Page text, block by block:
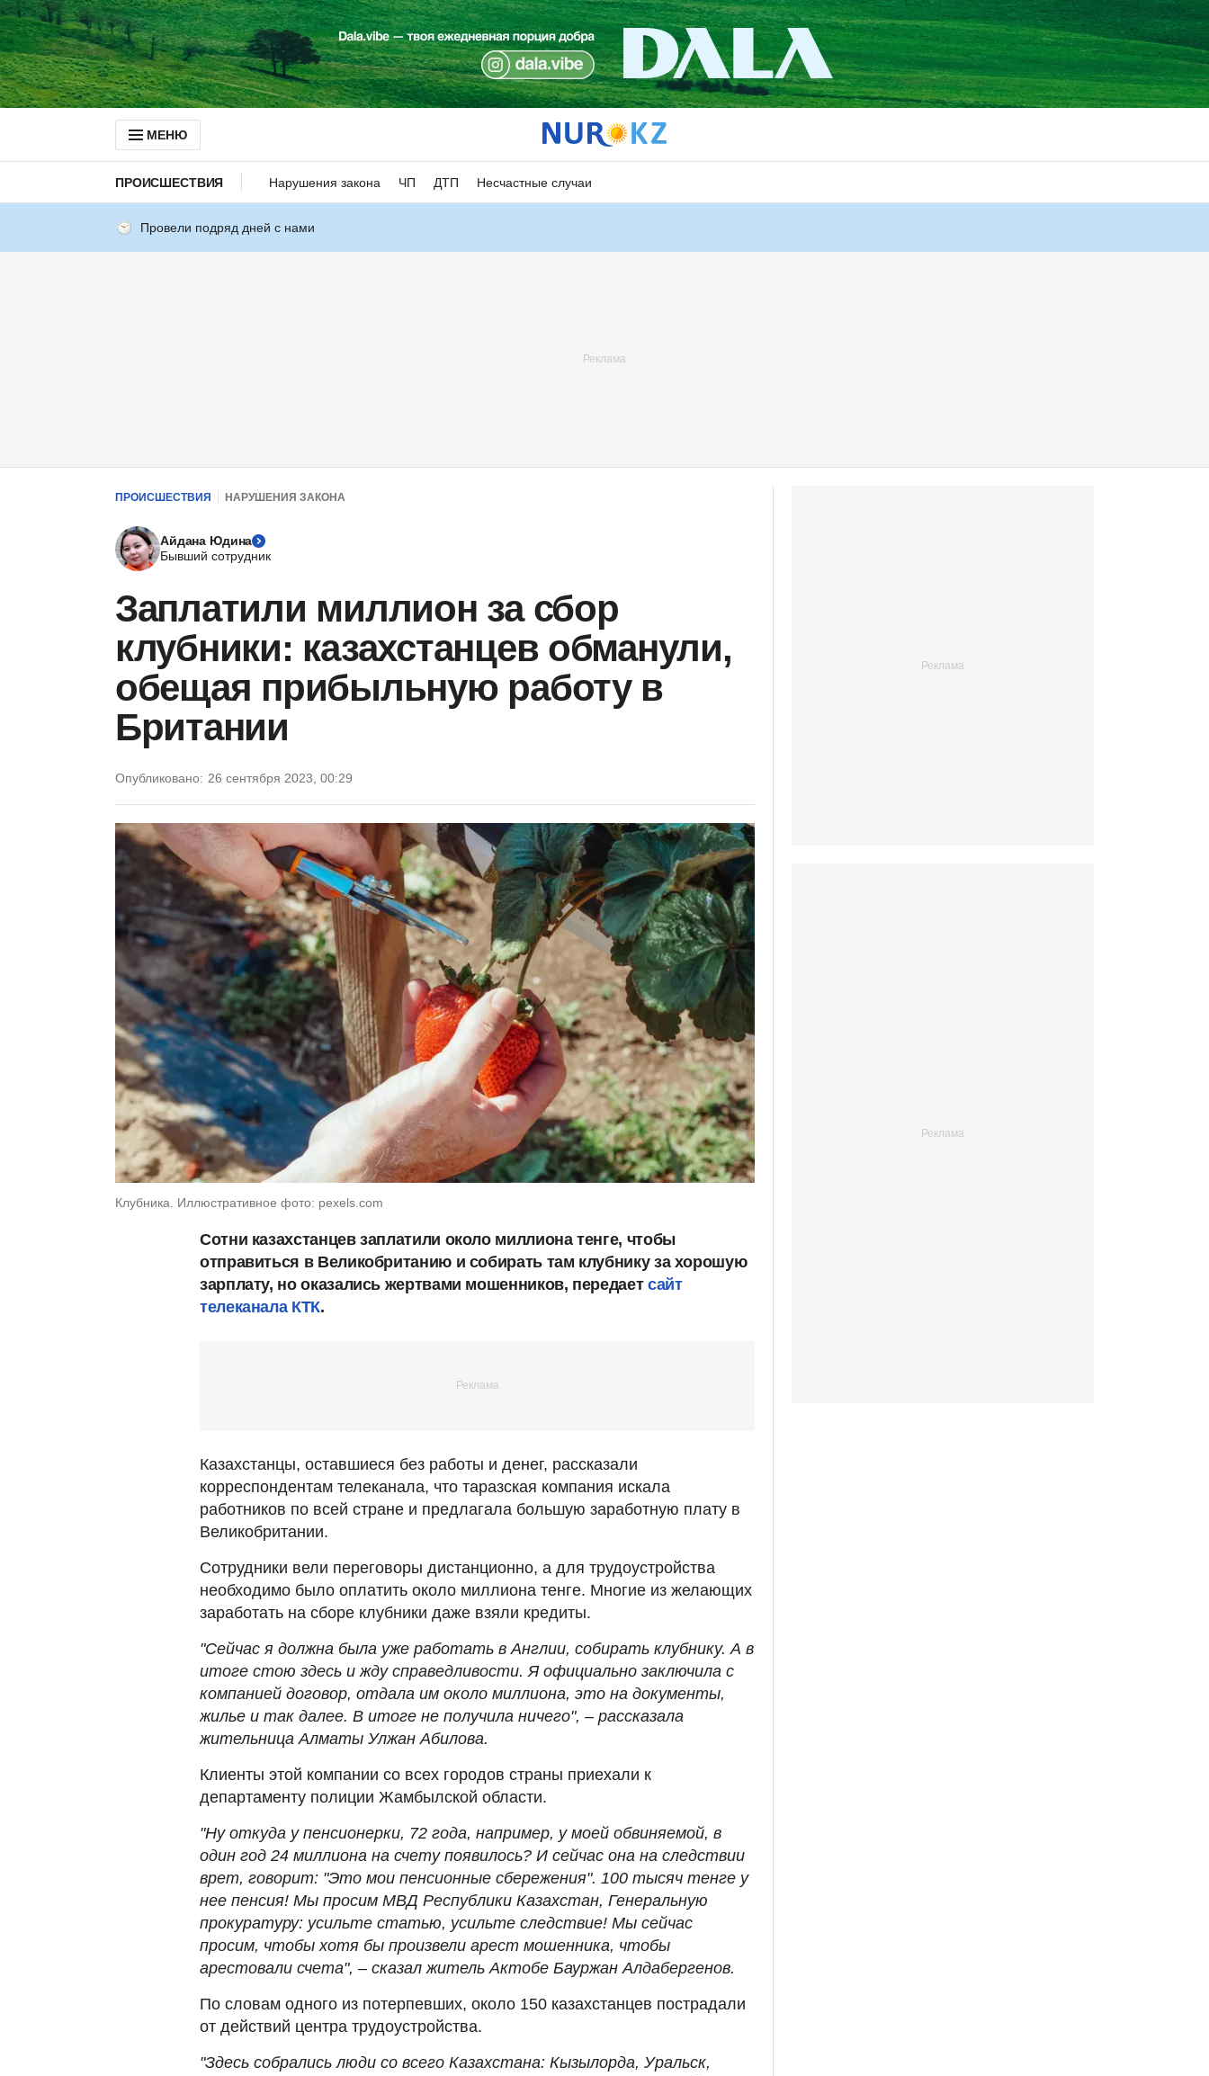
МЕНЮ
ПРОИСШЕСТВИЯ Нарушения закона ЧП ДТП Несчастные случаи
Провели подряд дней с нами
ПРОИСШЕСТВИЯ НАРУШЕНИЯ ЗАКОНА
Айдана Юдина
Бывший сотрудник
Заплатили миллион за сбор
клубники: казахстанцев обманули,
обещая прибыльную работу в
Британии
Опубликовано: 26 сентября 2023, 00:29
Клубника. Иллюстративное фото: pexels.com
Сотни казахстанцев заплатили около миллиона тенге, чтобы
отправиться в Великобританию и собирать там клубнику за хорошую
зарплату, но оказались жертвами мошенников, передает сайт
телеканала КТК.
Казахстанцы, оставшиеся без работы и денег, рассказали
корреспондентам телеканала, что таразская компания искала
работников по всей стране и предлагала большую заработную плату в
Великобритании.
Сотрудники вели переговоры дистанционно, а для трудоустройства
необходимо было оплатить около миллиона тенге. Многие из желающих
заработать на сборе клубники даже взяли кредиты.
"Сейчас я должна была уже работать в Англии, собирать клубнику. А в
итоге стою здесь и жду справедливости. Я официально заключила с
компанией договор, отдала им около миллиона, это на документы,
жилье и так далее. В итоге не получила ничего", – рассказала
жительница Алматы Улжан Абилова.
Клиенты этой компании со всех городов страны приехали к
департаменту полиции Жамбылской области.
"Ну откуда у пенсионерки, 72 года, например, у моей обвиняемой, в
один год 24 миллиона на счету появилось? И сейчас она на следствии
врет, говорит: "Это мои пенсионные сбережения". 100 тысяч тенге у
нее пенсия! Мы просим МВД Республики Казахстан, Генеральную
прокуратуру: усильте статью, усильте следствие! Мы сейчас
просим, чтобы хотя бы произвели арест мошенника, чтобы
арестовали счета", – сказал житель Актобе Бауржан Алдабергенов.
По словам одного из потерпевших, около 150 казахстанцев пострадали
от действий центра трудоустройства.
"Здесь собрались люди со всего Казахстана: Кызылорда, Уральск,